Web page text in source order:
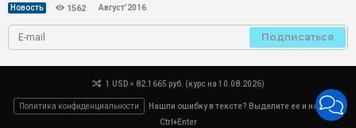
Новость 1562 Август’2016
Подписаться
1 USD = 82.1665 руб. (курс на 10.08.2026)
Политика конфиденциальности
Нашли ошибку в тексте? Выделите ее и нажмите
Ctrl+Enter